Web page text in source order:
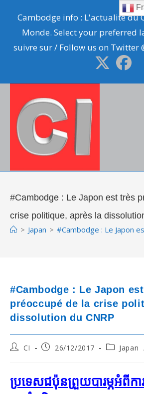
content
Cambodge info : L'actualité du
Monde. Select your preferred
suivre sur / Follow us on Twitter
#Cambodge : Le Japon est très
crise politique, après la
> Japan > #Cambodge : Le Japon
#Cambodge : Le Japon
préoccupé de la crise
dissolution du CNRP
PostCI
Post26/12/2017
PostJapan
ប្រទេស​ជប៉ុន​ព្រួយ​បារម្ភ​អំពី​កា